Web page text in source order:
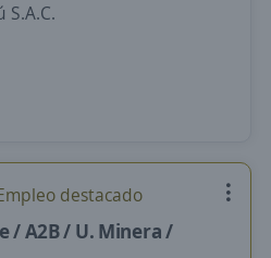
S.A.C.
destacado
/ A2B / U. Minera /